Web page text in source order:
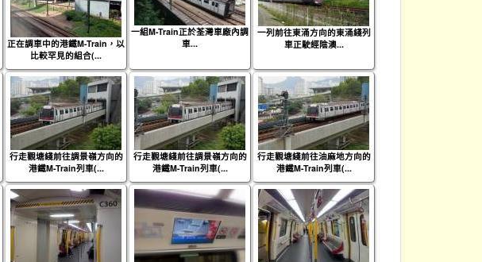
正在調車中的港鐵M-Train，以
比較罕見的組合(...
一組M-Train正於荃灣車廠內調
車...
一列前往東涌方向的東涌綫列
車正駛經陰澳...
行走觀塘綫前往調景嶺方向的
港鐵M-Train列車(...
行走觀塘綫前往調景嶺方向的
港鐵M-Train列車(...
行走觀塘綫前往油麻地方向的
港鐵M-Train列車(...